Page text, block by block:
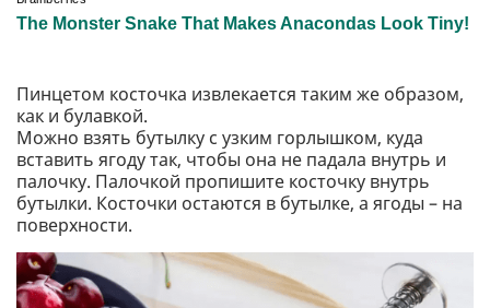
Пинцетом косточка извлекается таким же образом,
как и булавкой.
Можно взять бутылку с узким горлышком, куда
вставить ягоду так, чтобы она не падала внутрь и
палочку. Палочкой пропишите косточку внутрь
бутылки. Косточки остаются в бутылке, а ягоды – на
поверхности.